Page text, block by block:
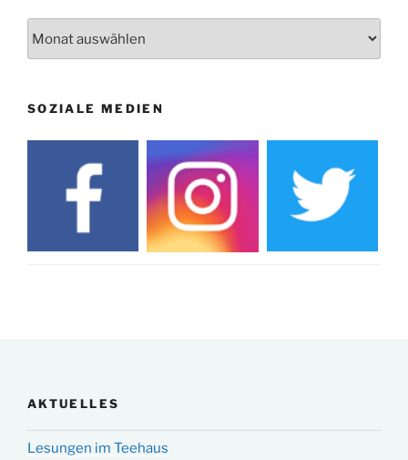
10.12.
19. u. 20.12. Weihnachtsmarkt rund um die Burg
SOZIALE MEDIEN
AKTUELLES
Lesungen im Teehaus